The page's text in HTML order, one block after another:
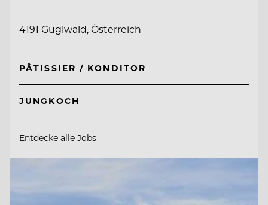
4191 Guglwald, Österreich
PÂTISSIER / KONDITOR
JUNGKOCH
Entdecke alle Jobs